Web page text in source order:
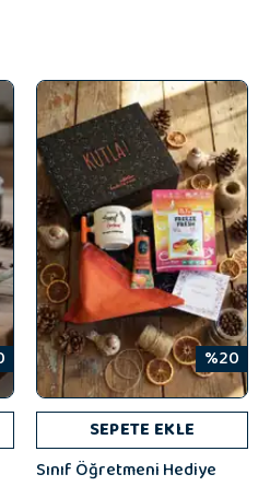
%20
SEPETE EKLE
Sınıf Öğretmeni Hediye